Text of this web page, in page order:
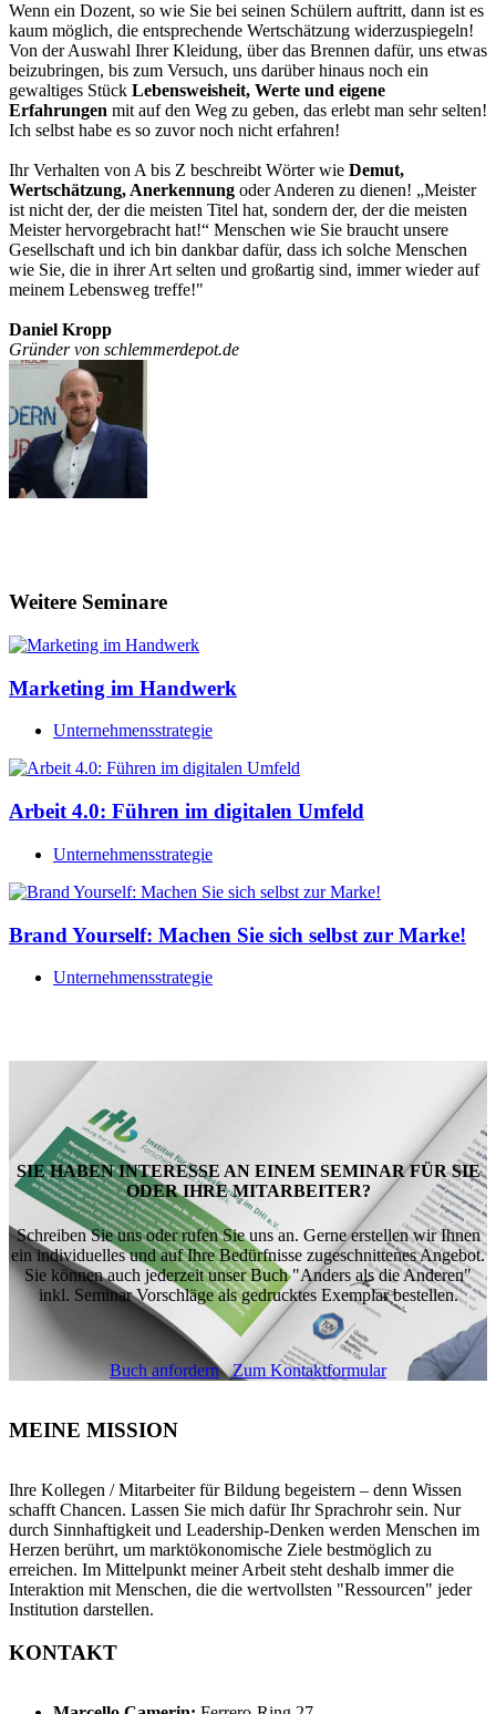
Wenn ein Dozent, so wie Sie bei seinen Schülern auftritt, dann ist es
kaum möglich, die entsprechende Wertschätzung widerzuspiegeln!
Von der Auswahl Ihrer Kleidung, über das Brennen dafür, uns etwas
beizubringen, bis zum Versuch, uns darüber hinaus noch ein
gewaltiges Stück Lebensweisheit, Werte und eigene
Erfahrungen mit auf den Weg zu geben, das erlebt man sehr selten!
Ich selbst habe es so zuvor noch nicht erfahren!
Ihr Verhalten von A bis Z beschreibt Wörter wie Demut,
Wertschätzung, Anerkennung oder Anderen zu dienen! „Meister
ist nicht der, der die meisten Titel hat, sondern der, der die meisten
Meister hervorgebracht hat!“ Menschen wie Sie braucht unsere
Gesellschaft und ich bin dankbar dafür, dass ich solche Menschen
wie Sie, die in ihrer Art selten und großartig sind, immer wieder auf
meinem Lebensweg treffe!"
Daniel Kropp
Gründer von schlemmerdepot.de
Weitere Seminare
Marketing im Handwerk
Unternehmensstrategie
Arbeit 4.0: Führen im digitalen Umfeld
Unternehmensstrategie
Brand Yourself: Machen Sie sich selbst zur Marke!
Unternehmensstrategie
SIE HABEN INTERESSE AN EINEM SEMINAR FÜR SIE
ODER IHRE MITARBEITER?
Schreiben Sie uns oder rufen Sie uns an. Gerne erstellen wir Ihnen
ein individuelles und auf Ihre Bedürfnisse zugeschnittenes Angebot.
Sie können auch jederzeit unser Buch "Anders als die Anderen"
inkl. Seminar Vorschläge als gedrucktes Exemplar bestellen.
Buch anfordern Zum Kontaktformular
MEINE MISSION
Ihre Kollegen / Mitarbeiter für Bildung begeistern – denn Wissen
schafft Chancen. Lassen Sie mich dafür Ihr Sprachrohr sein. Nur
durch Sinnhaftigkeit und Leadership-Denken werden Menschen im
Herzen berührt, um marktökonomische Ziele bestmöglich zu
erreichen. Im Mittelpunkt meiner Arbeit steht deshalb immer die
Interaktion mit Menschen, die die wertvollsten "Ressourcen" jeder
Institution darstellen.
KONTAKT